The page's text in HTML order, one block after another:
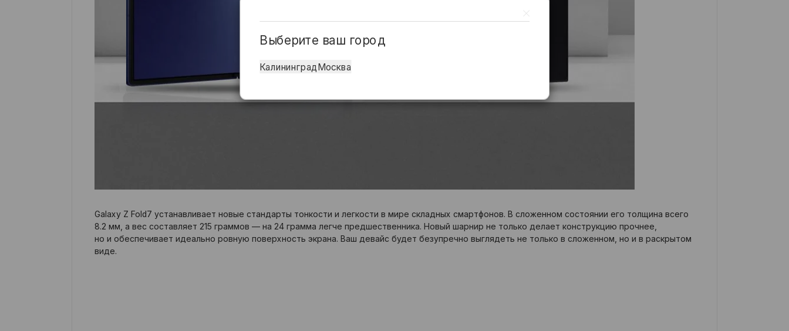
Galaxy Z Fold7 устанавливает новые стандарты тонкости и легкости в мире складных смартфонов. В сложенном состоянии его толщина всего
8.2 мм, а вес составляет 215 граммов — на 24 грамма легче предшественника. Новый шарнир не только делает конструкцию прочнее,
но и обеспечивает идеально ровную поверхность экрана. Ваш девайс будет безупречно выглядеть не только в сложенном, но и в раскрытом
виде.
Выберите ваш город
КалининградМосква